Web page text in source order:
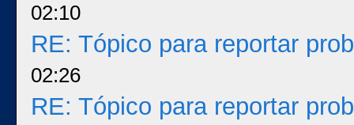
02:10
RE: Tópico para reportar
02:26
RE: Tópico para reportar